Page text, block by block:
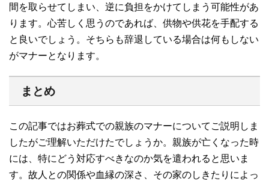
間を取らせてしまい、逆に負担をかけてしまう可能性があ
ります。心苦しく思うのであれば、供物や供花を手配する
と良いでしょう。そちらも辞退している場合は何もしない
がマナーとなります。
まとめ
この記事ではお葬式での親族のマナーについてご説明しま
したがご理解いただけたでしょうか。親族が亡くなった時
には、特にどう対応すべきなのか気を遣われると思いま
す。故人との関係や血縁の深さ、その家のしきたりによっ